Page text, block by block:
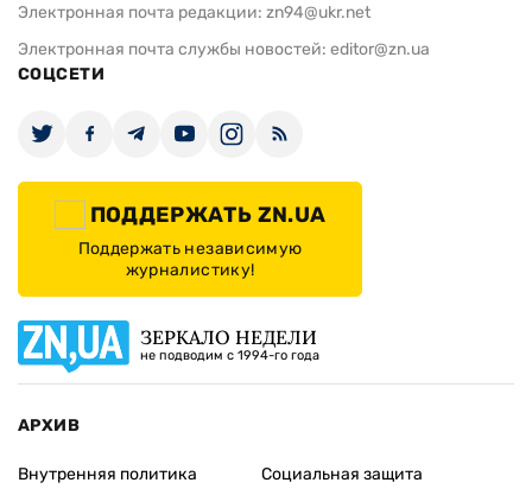
Электронная почта редакции: zn94@ukr.net
Электронная почта службы новостей: editor@zn.ua
СОЦСЕТИ
ПОДДЕРЖАТЬ ZN.UA
Поддержать независимую
журналистику!
ЗЕРКАЛО НЕДЕЛИ
не подводим с 1994-го года
АРХИВ
Внутренняя политика
Социальная защита